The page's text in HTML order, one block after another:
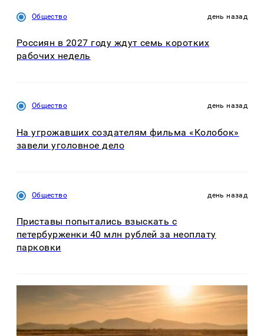
Общество день назад
Россиян в 2027 году ждут семь коротких
рабочих недель
Общество день назад
На угрожавших создателям фильма «Колобок»
завели уголовное дело
Общество день назад
Приставы попытались взыскать с
петербурженки 40 млн рублей за неоплату
парковки